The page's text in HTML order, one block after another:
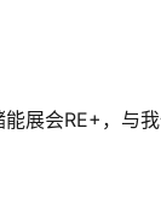
展会RE+，与